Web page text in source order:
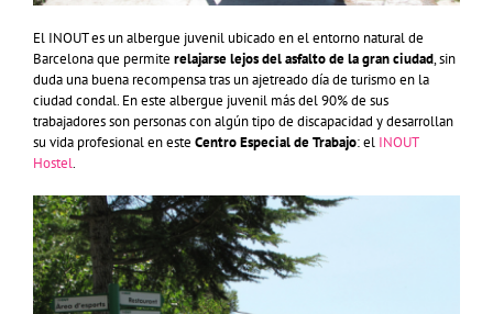
El INOUT es un albergue juvenil ubicado en el entorno natural de
Barcelona que permite relajarse lejos del asfalto de la gran ciudad, sin
duda una buena recompensa tras un ajetreado día de turismo en la
ciudad condal. En este albergue juvenil más del 90% de sus
trabajadores son personas con algún tipo de discapacidad y desarrollan
su vida profesional en este Centro Especial de Trabajo: el INOUT
Hostel.